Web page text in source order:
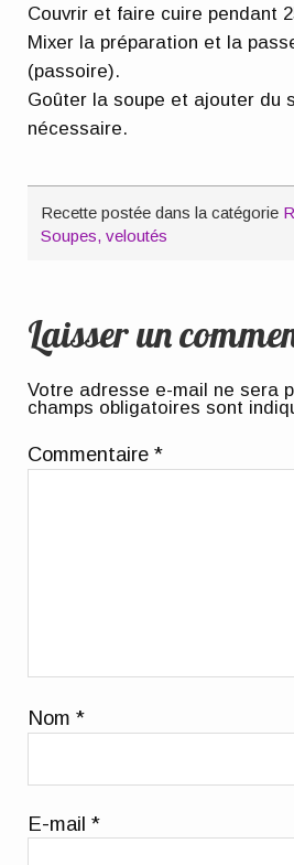
Couvrir et faire cuire pendant
Mixer la préparation et la
(passoire).
Goûter la soupe et ajouter du
nécessaire.
Recette postée dans la catégorie
Soupes, veloutés
Laisser un
Votre adresse e-mail ne sera
champs obligatoires sont
Commentaire*
Nom*
E-mail*